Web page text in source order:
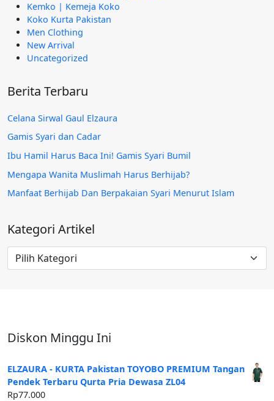
Kemko | Kemeja Koko
Koko Kurta Pakistan
Men Clothing
New Arrival
Uncategorized
Berita Terbaru
Celana Sirwal Gaul Elzaura
Gamis Syari dan Cadar
Ibu Hamil Harus Baca Ini! Gamis Syari Bumil
Mengapa Wanita Muslimah Harus Berhijab?
Manfaat Berhijab Dan Berpakaian Syari Menurut Islam
Kategori Artikel
Kategori
Artikel
Diskon Minggu Ini
ELZAURA - KURTA Pakistan TOYOBO PREMIUM Tangan
Pendek Terbaru Qurta Pria Dewasa ZL04
Rp77.000